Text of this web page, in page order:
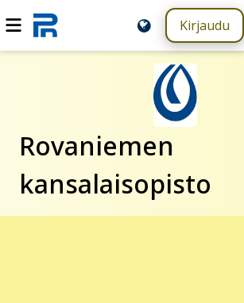
Kirjaudu
Rovaniemen
kansalaisopisto